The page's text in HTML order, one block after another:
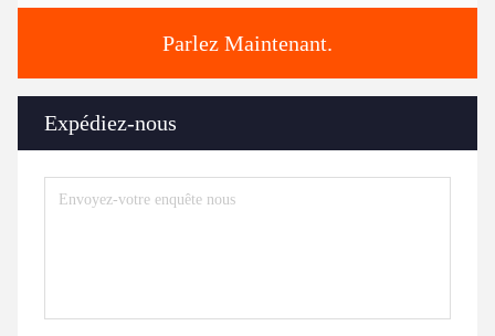
Parlez Maintenant.
Expédiez-nous